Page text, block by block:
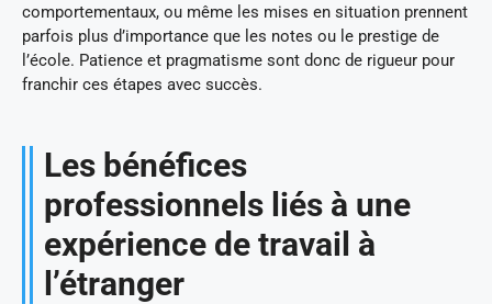
comportementaux, ou même les mises en situation prennent
parfois plus d’importance que les notes ou le prestige de
l’école. Patience et pragmatisme sont donc de rigueur pour
franchir ces étapes avec succès.
Les bénéfices
professionnels liés à une
expérience de travail à
l’étranger